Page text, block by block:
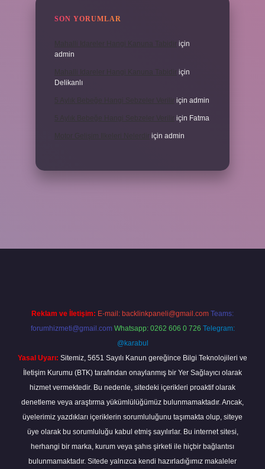
SON YORUMLAR
için
admin
için
Delikanlı
için admin
için Fatma
için admin
Reklam ve İletişim: E-mail: backlinkpaneli@gmail.com Teams:
forumhizmeti@gmail.com Whatsapp: 0262 606 0 726 Telegram:
@karabul
Yasal Uyarı: Sitemiz, 5651 Sayılı Kanun gereğince Bilgi Teknolojileri ve
İletişim Kurumu (BTK) tarafından onaylanmış bir Yer Sağlayıcı olarak
hizmet vermektedir. Bu nedenle, sitedeki içerikleri proaktif olarak
denetleme veya araştırma yükümlülüğümüz bulunmamaktadır. Ancak,
üyelerimiz yazdıkları içeriklerin sorumluluğunu taşımakta olup, siteye
üye olarak bu sorumluluğu kabul etmiş sayılırlar. Bu internet sitesi,
herhangi bir marka, kurum veya şahıs şirketi ile hiçbir bağlantısı
bulunmamaktadır. Sitede yalnızca kendi hazırladığımız makaleler